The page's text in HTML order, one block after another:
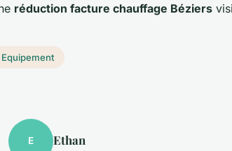
réduction facture chauffage Béziers
Equipement
E Ethan